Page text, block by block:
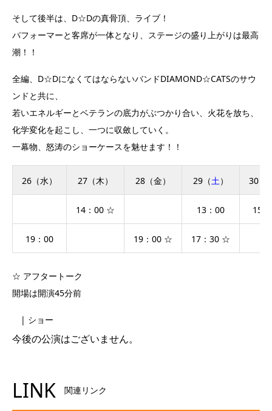
そして後半は、D☆Dの真骨頂、ライブ！
パフォーマーと客席が一体となり、ステージの盛り上がりは最高
潮！！
全編、D☆DになくてはならないバンドDIAMOND☆CATSのサウ
ンドと共に、
若いエネルギーとベテランの底力がぶつかり合い、火花を放ち、
化学変化を起こし、一つに収斂していく。
一幕物、怒涛のショーケースを魅せます！！
26（水） 27（木） 28（金） 29（土） 30（
14：00 ☆ 13：00 15
19：00 19：00 ☆ 17：30 ☆
☆ アフタートーク
開場は開演45分前
| ショー
今後の公演はございません。
LINK 関連リンク